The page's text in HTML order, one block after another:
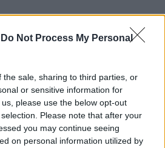
Do Not Process My Personal
the sale, sharing to third parties, or
or sensitive information for
please use the below opt-out
Please note that after your
you may continue seeing
on personal information utilized by
a túlélő Franciaország
rész